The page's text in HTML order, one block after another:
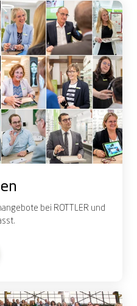
bei ROTTLER und